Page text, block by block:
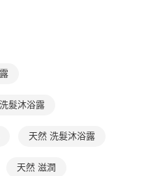
足之情形，本公司將視審查結果
註冊。若發現惡意使用之情形，
髮沐浴露
天然 洗髮沐浴露
天然 滋潤